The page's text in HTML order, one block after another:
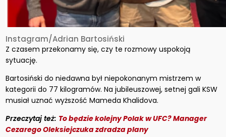
Instagram/Adrian Bartosiński
Z czasem przekonamy się, czy te rozmowy uspokoją
sytuację.
Bartosiński do niedawna był niepokonanym mistrzem w
kategorii do 77 kilogramów. Na jubileuszowej, setnej gali KSW
musiał uznać wyższość Mameda Khalidova.
Przeczytaj też: To będzie kolejny Polak w UFC? Manager
Cezarego Oleksiejczuka zdradza plany